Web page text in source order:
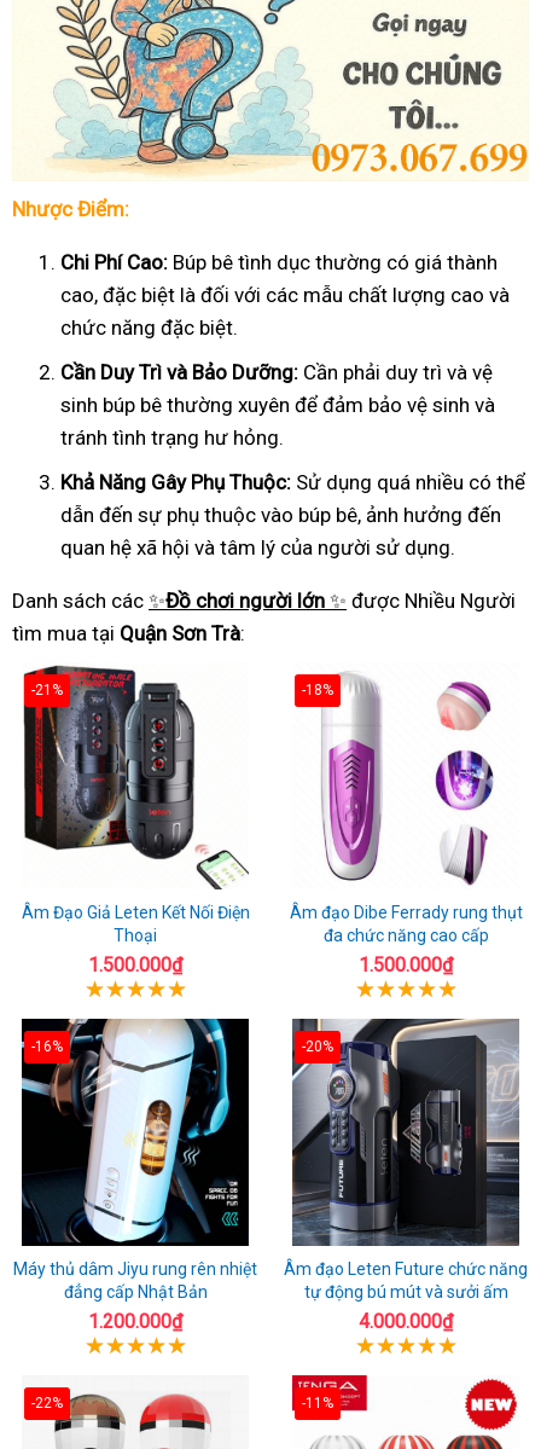
Nhược Điểm:
Chi Phí Cao: Búp bê tình dục thường có giá thành
cao, đặc biệt là đối với các mẫu chất lượng cao và
chức năng đặc biệt.
Cần Duy Trì và Bảo Dưỡng: Cần phải duy trì và vệ
sinh búp bê thường xuyên để đảm bảo vệ sinh và
tránh tình trạng hư hỏng.
Khả Năng Gây Phụ Thuộc: Sử dụng quá nhiều có thể
dẫn đến sự phụ thuộc vào búp bê, ảnh hưởng đến
quan hệ xã hội và tâm lý của người sử dụng.
Danh sách các ✨Đồ chơi người lớn ✨ được Nhiều Người
tìm mua tại Quận Sơn Trà:
-21%
Âm Đạo Giả Leten Kết Nối Điện
Thoại
1.500.000₫
-18%
Âm đạo Dibe Ferrady rung thụt
đa chức năng cao cấp
1.500.000₫
-16%
Máy thủ dâm Jiyu rung rên nhiệt
đẳng cấp Nhật Bản
1.200.000₫
-20%
Âm đạo Leten Future chức năng
tự động bú mút và sưởi ấm
4.000.000₫
-22% -11%